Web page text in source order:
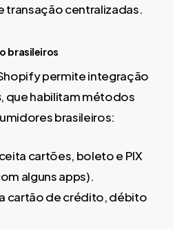
transação centralizadas.
brasileiros
permite integração
, que habilitam métodos
brasileiros:
cartões, boleto e PIX
alguns apps).
cartão de crédito, débito